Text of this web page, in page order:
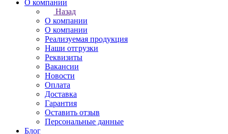
О компании
Назад
О компании
О компании
Реализуемая продукция
Наши отгрузки
Реквизиты
Вакансии
Новости
Оплата
Доставка
Гарантия
Оставить отзыв
Персональные данные
Блог